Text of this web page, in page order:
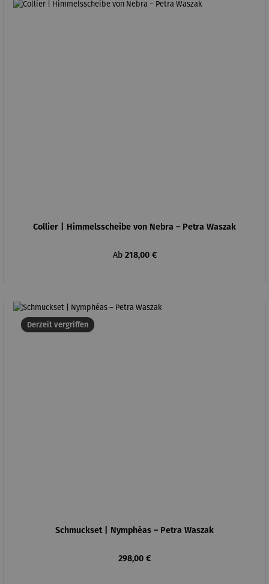
Collier | Himmelsscheibe von Nebra – Petra Waszak
Regulärer Preis:
Ab 218,00 €
Derzeit vergriffen
Schmuckset | Nymphéas – Petra Waszak
Regulärer Preis:
298,00 €